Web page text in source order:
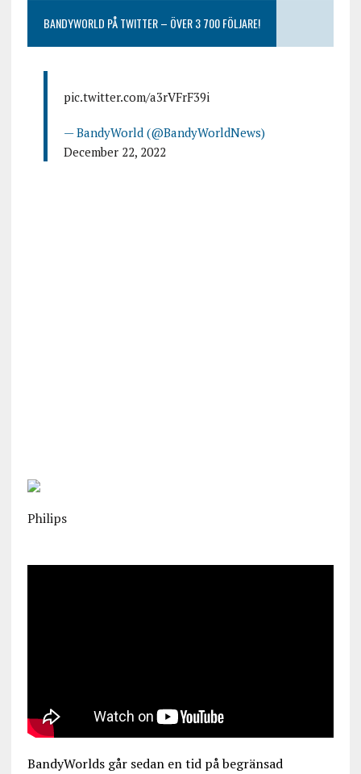
BANDYWORLD PÅ TWITTER – ÖVER 3 700 FÖLJARE!
pic.twitter.com/a3rVFrF39i
— BandyWorld (@BandyWorldNews)
December 22, 2022
Philips
BandyWorlds går sedan en tid på begränsad